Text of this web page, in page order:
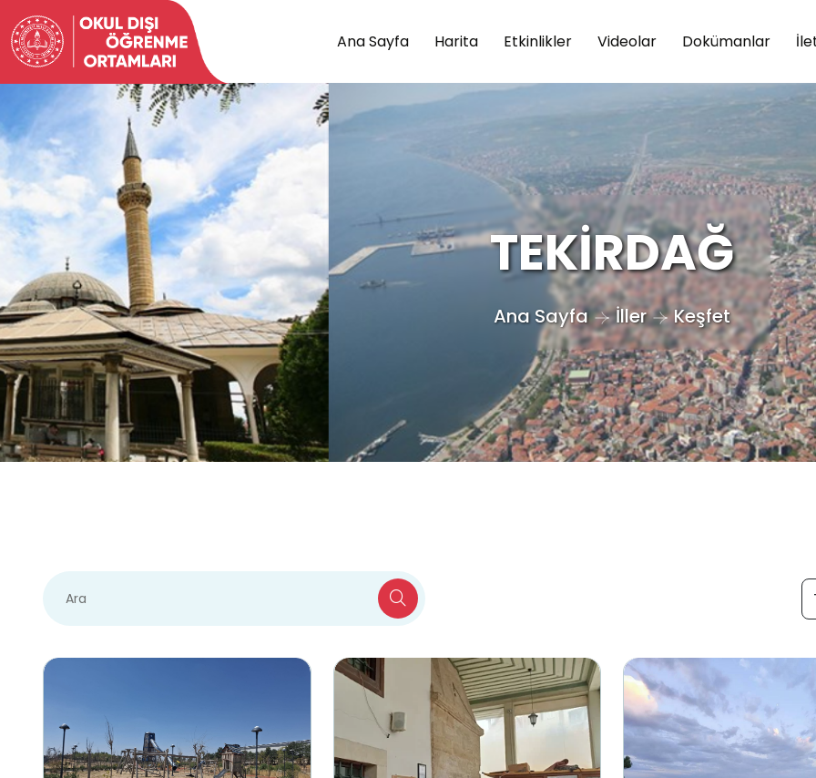
Ana Sayfa Harita Etkinlikler Videolar Dokümanlar
TEKİRDAĞ
Ana Sayfa İller Keşfet